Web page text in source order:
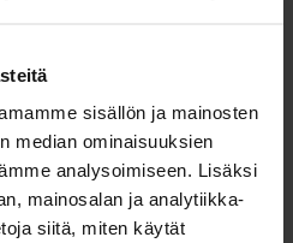
sisällön ja mainosten
median ominaisuuksien
analysoimiseen. Lisäksi
mainosalan ja analytiikka-
siitä, miten käytät
12.11.2025 järjestämässä
arvoa samalla, kun tuetaan
käytiin läpi ratkaisuja
istutukset ja luonnonmateriaalien
hoitokustannuksiin ja
vastuullinen sekä kustannuksia